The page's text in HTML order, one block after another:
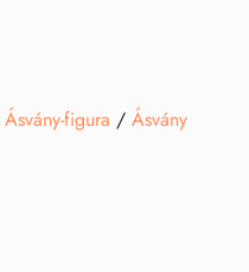
Ásvány-figura / Ásvány